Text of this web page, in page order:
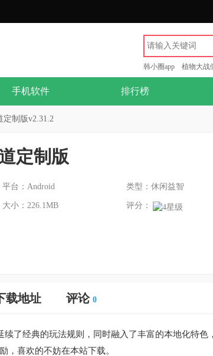
韩小圈app 植物大战
手机软件 排行榜
制版v2.31.2
定制版
平台：Android 类型：休闲益智
大小：226.1MB 评分：
载地址 评论 0
了经典的玩法规则，同时融入了丰富的本地化特色
，喜欢的不妨在本站下载。